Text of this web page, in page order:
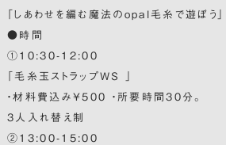
「しあわせを編む魔法のopal毛糸で遊ぼう」
●時間
①10:30-12:00
「毛糸玉ストラップWS 」
・材料費込み¥500 ・所要時間30分。
3人入れ替え制
②13:00-15:00